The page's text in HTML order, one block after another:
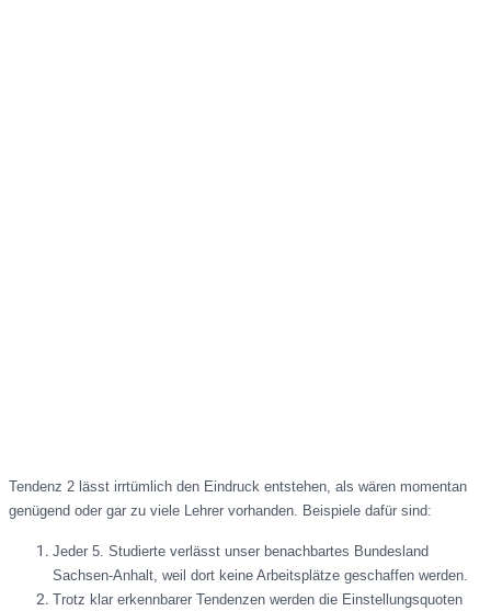
Tendenz 2 lässt irrtümlich den Eindruck entstehen, als wären momentan
genügend oder gar zu viele Lehrer vorhanden. Beispiele dafür sind:
Jeder 5. Studierte verlässt unser benachbartes Bundesland
Sachsen-Anhalt, weil dort keine Arbeitsplätze geschaffen werden.
Trotz klar erkennbarer Tendenzen werden die Einstellungsquoten